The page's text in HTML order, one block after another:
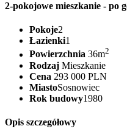
2-pokojowe mieszkanie - po
Pokoje2
Łazienki1
Powierzchnia 36m2
Rodzaj Mieszkanie
Cena 293 000 PLN
MiastoSosnowiec
Rok budowy1980
Opis szczegółowy